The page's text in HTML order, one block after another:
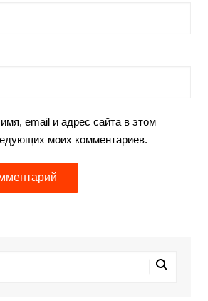
email и адрес сайта в этом
моих комментариев.